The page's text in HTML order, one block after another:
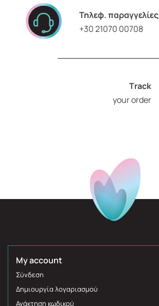
Τηλεφ. παραγγελίες
+30 21070 00708
Τrack
your order
My account
Σύνδεση
Δημιουργία λογαριασμού
Ανάκτηση κωδικού